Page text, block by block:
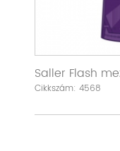
Saller Flash
Cikkszám: 4568